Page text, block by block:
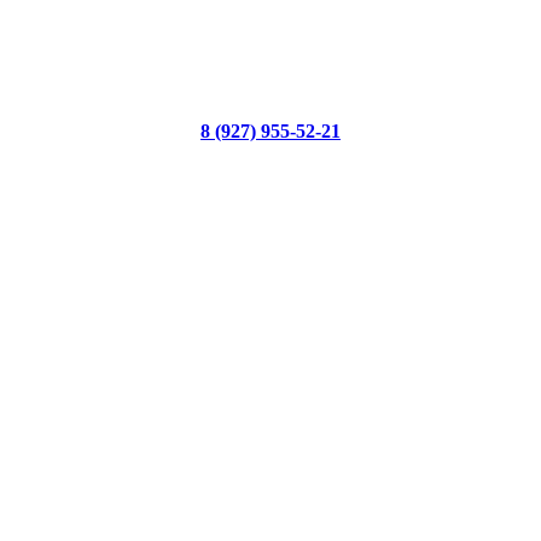
8 (927) 955-52-21